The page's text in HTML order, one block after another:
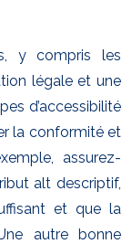
y compris les
légale et une
d’accessibilité
la conformité et
assurez-
alt descriptif,
et que la
autre bonne